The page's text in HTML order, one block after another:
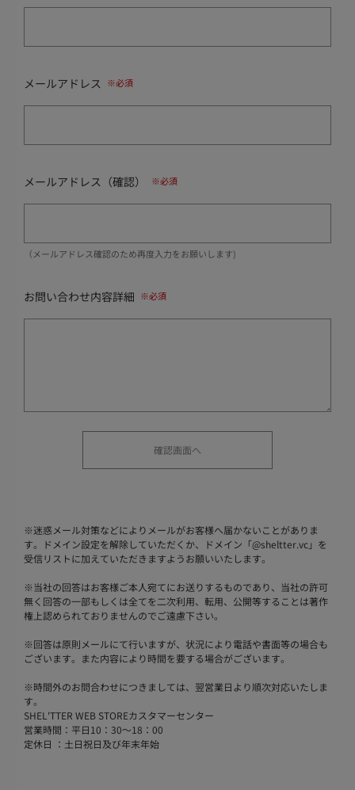
メールアドレス
メールアドレス（確認）
（メールアドレス確認のため再度入力をお願いします)
お問い合わせ内容詳細
※迷惑メール対策などによりメールがお客様へ届かないことがありま
す。ドメイン設定を解除していただくか、ドメイン「@sheltter.vc」を
受信リストに加えていただきますようお願いいたします。
※当社の回答はお客様ご本人宛てにお送りするものであり、当社の許可
無く回答の一部もしくは全てを二次利用、転用、公開等することは著作
権上認められておりませんのでご遠慮下さい。
※回答は原則メールにて行いますが、状況により電話や書面等の場合も
ございます。また内容により時間を要する場合がございます。
※時間外のお問合わせにつきましては、翌営業日より順次対応いたしま
す。
SHEL'TTER WEB STOREカスタマーセンター
営業時間：平日10：30～18：00
定休日 ：土日祝日及び年末年始